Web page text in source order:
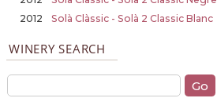
2012
Solà Clàssic - Solà 2 Classic Blanc
WINERY SEARCH